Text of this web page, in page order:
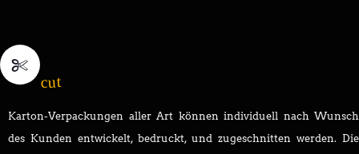
cut
Karton-Verpackungen aller Art können individuell nach Wunsch
des Kunden entwickelt, bedruckt, und zugeschnitten werden. Die